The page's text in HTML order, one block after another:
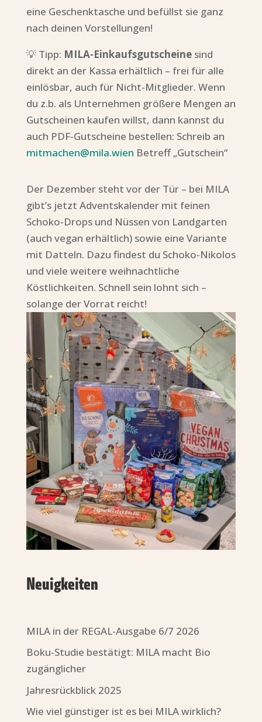
eine Geschenktasche und befüllst sie ganz
nach deinen Vorstellungen!
💡 Tipp: MILA-Einkaufsgutscheinesind
direkt an der Kassa erhältlich – frei für alle
einlösbar, auch für Nicht-Mitglieder. Wenn
du z.b. als Unternehmen größere Mengen an
Gutscheinen kaufen willst, dann kannst du
auch PDF-Gutscheine bestellen: Schreib an
mitmachen@mila.wien Betreff „Gutschein“
Der Dezember steht vor der Tür – bei MILA
gibt’s jetzt Adventskalender mit feinen
Schoko-Drops und Nüssen von Landgarten
(auch vegan erhältlich) sowie eine Variante
mit Datteln. Dazu findest du Schoko-Nikolos
und viele weitere weihnachtliche
Köstlichkeiten. Schnell sein lohnt sich –
solange der Vorrat reicht!
Neuigkeiten
MILA in der REGAL-Ausgabe 6/7 2026
Boku-Studie bestätigt: MILA macht Bio
zugänglicher
Jahresrückblick 2025
Wie viel günstiger ist es bei MILA wirklich?